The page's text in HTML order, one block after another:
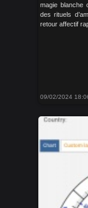
magie blanche
des rituels
retour affectif
09/02/2024